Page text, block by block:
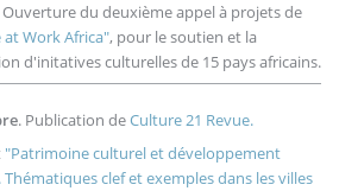
Ouverture du deuxième appel à projets de
at Work Africa", pour le soutien et la
d'initatives culturelles de 15 pays africains.
. Publication deCulture 21 Revue.
"Patrimoine culturel et développement
clef et exemples dans les villes